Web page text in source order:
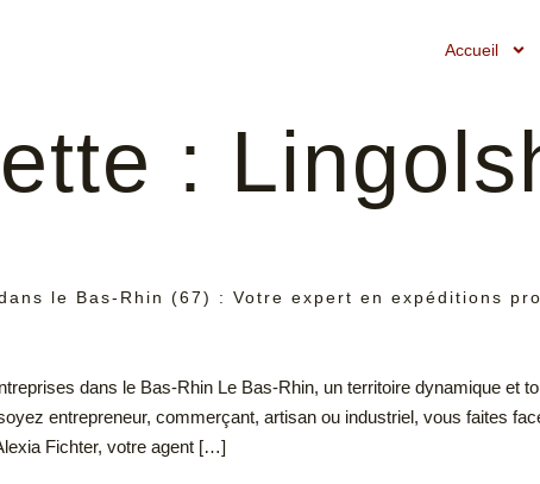
Accueil
:
le Bas-Rhin (67) : Votre expert en expéditions
dans le Bas-Rhin Le Bas-Rhin, un territoire dynamique et
entrepreneur, commerçant, artisan ou industriel, vous faites
Fichter, votre agent […]